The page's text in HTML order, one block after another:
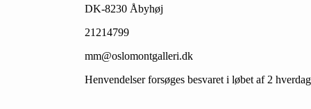
DK-8230 Åbyhøj
21214799
mm@oslomontgalleri.dk
Henvendelser forsøges besvaret i løbet af 2